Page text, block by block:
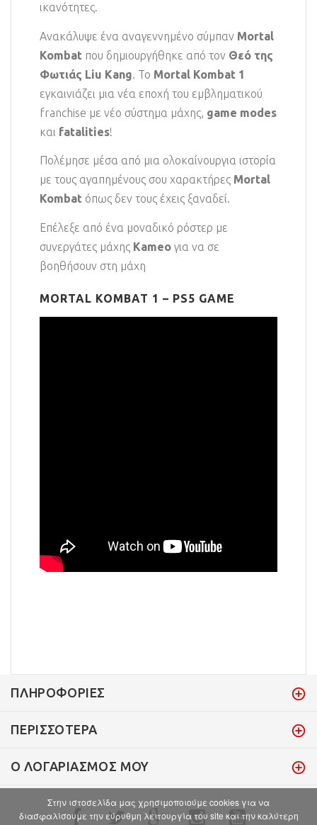
ικανότητες.
Ανακάλυψε ένα αναγεννημένο σύμπαν Mortal
Kombat που δημιουργήθηκε από τον Θεό της
Φωτιάς Liu Kang. Το Mortal Kombat 1
εγκαινιάζει μια νέα εποχή του εμβληματικού
franchise με νέο σύστημα μάχης, game modes
και fatalities!
Πολέμησε μέσα από μια ολοκαίνουργια ιστορία
με τους αγαπημένους σου χαρακτήρες Mortal
Kombat όπως δεν τους έχεις ξαναδεί.
Επέλεξε από ένα μοναδικό ρόστερ με
συνεργάτες μάχης Kameo για να σε
βοηθήσουν στη μάχη
MORTAL KOMBAT 1 – PS5 GAME
ΠΛΗΡΟΦΟΡΊΕΣ
ΠΕΡΙΣΣΌΤΕΡΑ
Ο ΛΟΓΑΡΙΑΣΜΌΣ ΜΟΥ
Στην ιστοσελίδα μας χρησιμοποιούμε cookies για να
διασφαλίσουμε την εύρυθμη λειτουργία του site και την καλύτερη